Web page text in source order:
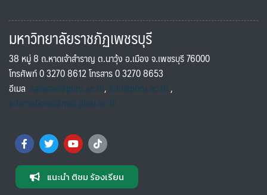
มหาวิทยาลัยราชภัฏเพชรบุรี
38 หมู่ 8 ถ.หาดเจ้าสำราญ ต.นาวุ้ง อ.เมือง จ.เพชรบุรี 76000
โทรศัพท์ 0 3270 8612 โทรสาร 0 3270 8653
อีเมล saraban@pbru.ac.th, info@pbru.ac.th,
international@mail.pbru.ac.th
แนะนำ ติชม ร้องเรียน